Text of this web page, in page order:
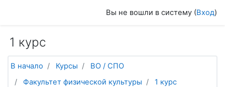
Вы не вошли в систему (Вход)
1 курс
В начало Курсы
ВО / СПО
Факультет физической культуры
1 курс